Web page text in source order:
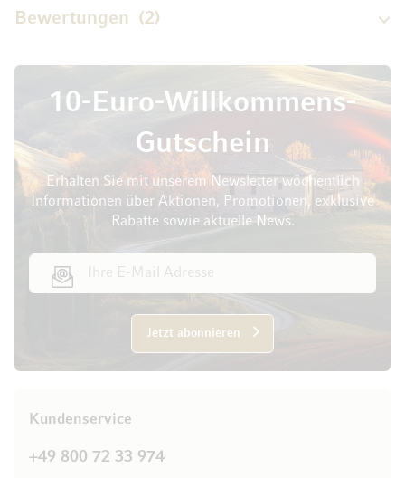
Bewertungen 2
10-Euro-Willkommens-
Gutschein
Erhalten Sie mit unserem Newsletter wöchentlich
Informationen über Aktionen, Promotionen, exklusive
Rabatte sowie aktuelle News.
Jetzt abonnieren
Kundenservice
+49 800 72 33 974